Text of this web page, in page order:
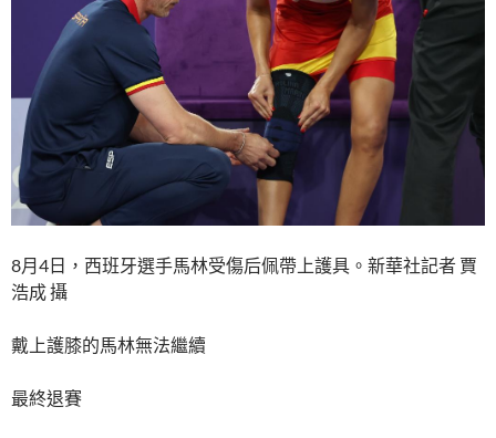
8月4日，西班牙選手馬林受傷后佩帶上護具。新華社記者 賈
浩成 攝
戴上護膝的馬林無法繼續
最終退賽